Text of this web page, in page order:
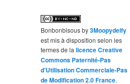
Bonbonbisousby3Moopydelfy
est mis à disposition selon les
termes de la licence Creative
Commons Paternité-Pas
d'Utilisation Commerciale-Pas
de Modification 2.0 France.